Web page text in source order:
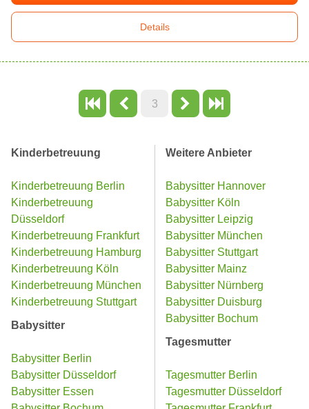
Details
3
Kinderbetreuung
Kinderbetreuung Berlin
Kinderbetreuung
Düsseldorf
Kinderbetreuung Frankfurt
Kinderbetreuung Hamburg
Kinderbetreuung Köln
Kinderbetreuung München
Kinderbetreuung Stuttgart
Babysitter
Babysitter Berlin
Babysitter Düsseldorf
Babysitter Essen
Weitere Anbieter
Babysitter Hannover
Babysitter Köln
Babysitter Leipzig
Babysitter München
Babysitter Stuttgart
Babysitter Mainz
Babysitter Nürnberg
Babysitter Duisburg
Babysitter Bochum
Tagesmutter
Tagesmutter Berlin
Tagesmutter Düsseldorf